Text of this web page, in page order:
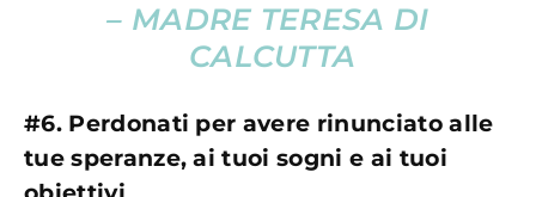
– MADRE TERESA DI
CALCUTTA
#6. Perdonati per avere rinunciato alle
tue speranze, ai tuoi sogni e ai tuoi